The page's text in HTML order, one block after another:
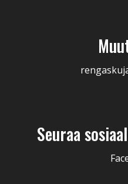
Seuraa